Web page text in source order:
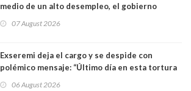
medio de un alto desempleo, el gobierno
07 August 2026
Exseremi deja el cargo y se despide con
polémico mensaje: “Último día en esta tortura
06 August 2026